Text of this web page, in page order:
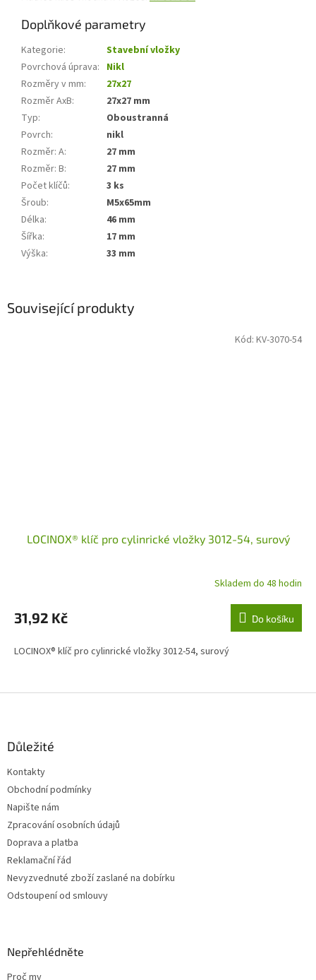
Související produkty
LOCINOX® klíč pro cylinrické vložky 3012-54, surový
Skladem do 48 hodin
31,92 Kč Do košíku
LOCINOX® klíč pro cylinrické vložky 3012-54, surový
Kód: KV-3070-54
Doplňkové parametry
Kategorie:
Stavební vložky
Povrchová úprava: Nikl
Rozměry v mm:
27x27
Rozměr AxB:
27x27 mm
Typ:
Oboustranná
Povrch:
nikl
Rozměr: A:
27 mm
Rozměr: B:
27 mm
Počet klíčů:
3 ks
Šroub:
M5x65mm
Délka:
46 mm
Šířka:
17 mm
Výška: 33 mm
Důležité
Kontakty
Obchodní podmínky
Napište nám
Zpracování osobních údajů
Doprava a platba
Reklamační řád
Nevyzvednuté zboží zaslané na dobírku
Odstoupení od smlouvy
Nepřehlédněte